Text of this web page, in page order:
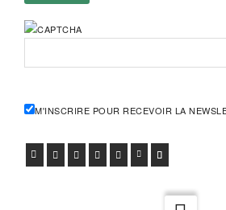
M'INSCRIRE POUR RECEVOIR LA
FACEBOOK
TWITTERGOOGLE+PINTEREST
VIADEOLINKEDIN